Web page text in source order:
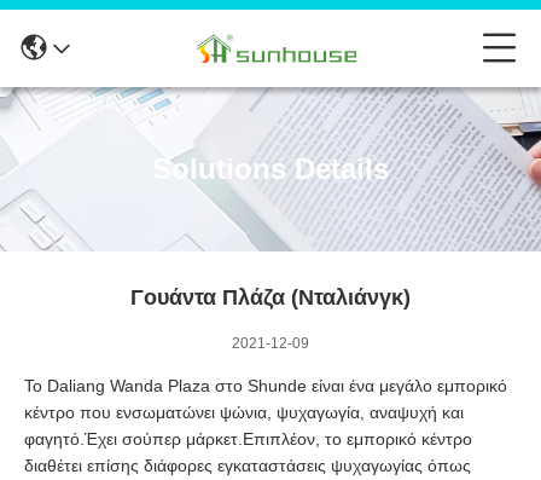
Solutions Details
Γουάντα Πλάζα (Νταλιάνγκ)
2021-12-09
Το Daliang Wanda Plaza στο Shunde είναι ένα μεγάλο εμπορικό
κέντρο που ενσωματώνει ψώνια, ψυχαγωγία, αναψυχή και
φαγητό.Έχει σούπερ μάρκετ.Επιπλέον, το εμπορικό κέντρο
διαθέτει επίσης διάφορες εγκαταστάσεις ψυχαγωγίας όπως